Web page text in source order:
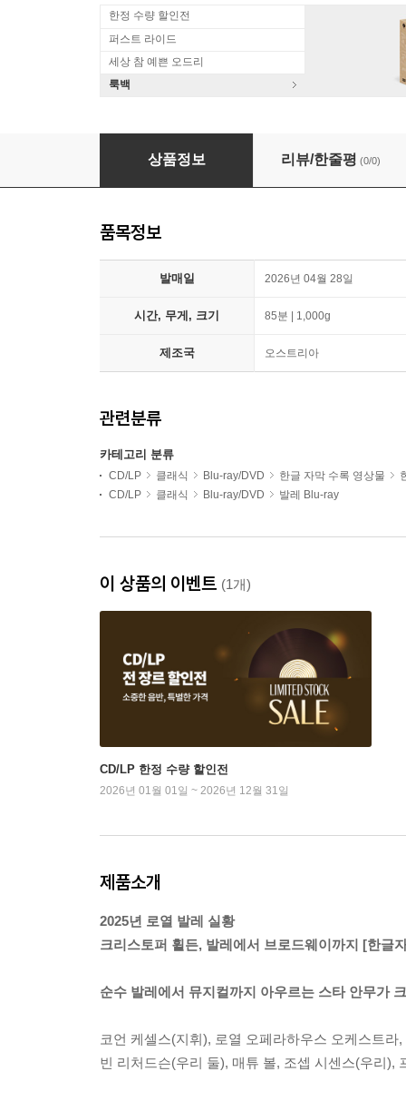
한정 수량 할인전
퍼스트 라이드
세상 참 예쁜 오드리
룩백
Koen Kessels 크리스토퍼 휠든: 발레에서 브
상품정보 리뷰/한줄평 (0/0)
품목정보
발매일 2026년 04월 28일
시간, 무게, 크기 85분 | 1,000g
제조국 오스트리아
관련분류
카테고리 분류
CD/LP 클래식 Blu-ray/DVD 한글 자막 수록 영상물
CD/LP
클래식 Blu-ray/DVD 발레 Blu-ray
이 상품의 이벤트 (1개)
CD/LP 한정 수량 할인전
2026년 01월 01일 ~ 2026년 12월 31일
제품소개
2025년 로열 발레 실황
크리스토퍼 휠든, 발레에서 브로드웨이까지 [한글
순수 발레에서 뮤지컬까지 아우르는 스타 안무가
코언 케셀스(지휘), 로열 오페라하우스 오케스트
빈 리처드슨(우리 둘), 매튜 볼, 조셉 시센스(우리),